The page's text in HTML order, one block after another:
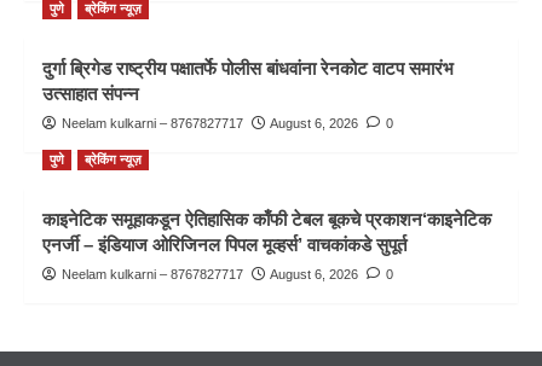
पुणे ब्रेकिंग न्यूज़
दुर्गा ब्रिगेड राष्ट्रीय पक्षातर्फे पोलीस बांधवांना रेनकोट वाटप समारंभ
उत्साहात संपन्न
Neelam kulkarni – 8767827717 August 6, 2026 0
पुणे ब्रेकिंग न्यूज़
काइनेटिक समूहाकडून ऐतिहासिक काँफी टेबल बूकचे प्रकाशन‘काइनेटिक
एनर्जी – इंडियाज ओरिजिनल पिपल मूव्हर्स’ वाचकांकडे सुपूर्त
Neelam kulkarni – 8767827717 August 6, 2026 0